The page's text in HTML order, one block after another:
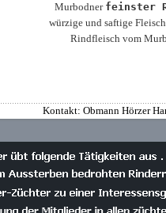
Murbodner feinster
würzige und saftige
Rindfleisch vom
Kontakt: Obmann Hörzer